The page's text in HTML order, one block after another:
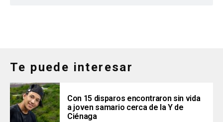
Te puede interesar
Con 15 disparos encontraron sin vida
a joven samario cerca de la Y de
Ciénaga